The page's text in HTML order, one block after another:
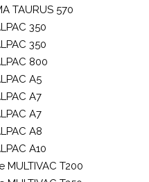
TAURUS 570
350
350
800
A5
A7
A7
A8
A10
T200